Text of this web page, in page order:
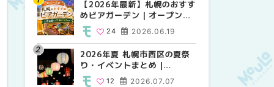
【2026年最新】札幌のおすす
めビアガーデン｜オープン日
順に徹底紹介！大通公園から
穴場テラスまで | MouLa
HOKKAIDO
2026.06.19
24
2026年夏 札幌市西区の夏祭
り・イベントまとめ |
MouLa HOKKAIDO
2026.07.07
12
【2026年最新】札幌のおすす
めビアガーデン｜オープン日
穴場テラスまで | MouLa
HOKKAIDO
24
2026年夏 札幌市西区の夏祭
り・イベントまとめ |
12
【2026年最新】札幌のおすす
めビアガーデン｜オープン日
穴場テラスまで | MouLa
HOKKAIDO
24
2026年夏 札幌市北区の夏祭
り・イベントまとめ |
9